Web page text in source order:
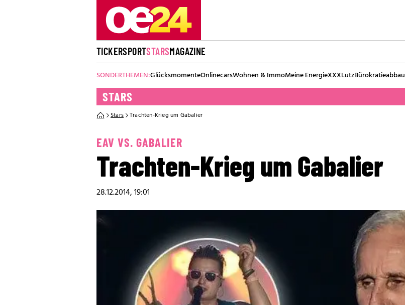
TICKERSPORTSTARSMAGAZINE
SONDERTHEMEN:GlücksmomenteOnlinecarsWohnen & ImmoMeine EnergieXXXLutzBürokratieabbau
STARS
Stars Trachten-Krieg um Gabalier
EAV VS. GABALIER
Trachten-Krieg um Gabalier
28.12.2014, 19:01